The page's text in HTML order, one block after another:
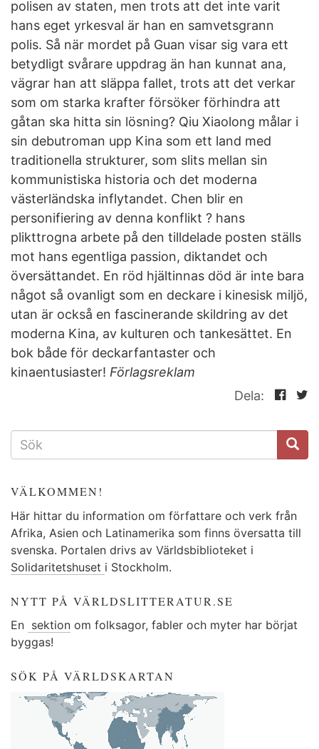
polisen av staten, men trots att det inte varit
hans eget yrkesval är han en samvetsgrann
polis. Så när mordet på Guan visar sig vara ett
betydligt svårare uppdrag än han kunnat ana,
vägrar han att släppa fallet, trots att det verkar
som om starka krafter försöker förhindra att
gåtan ska hitta sin lösning? Qiu Xiaolong målar i
sin debutroman upp Kina som ett land med
traditionella strukturer, som slits mellan sin
kommunistiska historia och det moderna
västerländska inflytandet. Chen blir en
personifiering av denna konflikt ? hans
plikttrogna arbete på den tilldelade posten ställs
mot hans egentliga passion, diktandet och
översättandet. En röd hjältinnas död är inte bara
något så ovanligt som en deckare i kinesisk miljö,
utan är också en fascinerande skildring av det
moderna Kina, av kulturen och tankesättet. En
bok både för deckarfantaster och
kinaentusiaster! Förlagsreklam
Dela:
SÖKFORMULÄR
VÄLKOMMEN!
Här hittar du information om författare och verk från
Afrika, Asien och Latinamerika som finns översatta till
svenska. Portalen drivs av Världsbiblioteket i
Solidaritetshuset i Stockholm.
NYTT PÅ VÄRLDSLITTERATUR.SE
En sektion om folksagor, fabler och myter har börjat
byggas!
SÖK PÅ VÄRLDSKARTAN